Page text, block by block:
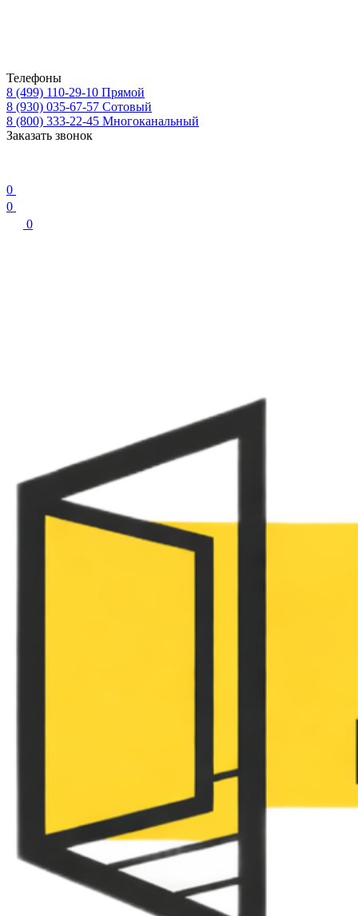
Телефоны
8 (499) 110-29-10 Прямой
8 (930) 035-67-57 Сотовый
8 (800) 333-22-45 Многоканальный
Заказать звонок
0
0
0